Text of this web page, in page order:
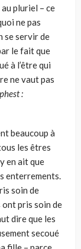
pluriel – ce
ne pas
se servir de
le fait que
à l’être qui
ne vaut pas
:
beaucoup à
les êtres
en ait que
enterrements.
soin de
ont pris soin de
dire que les
secoué